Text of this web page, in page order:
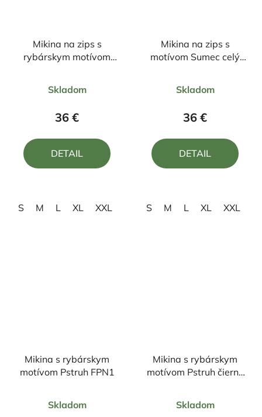
Mikina na zips s
rybárskym motívom
hodnotenie
produktu
z
Skladom
36 €
DETAIL
S M L XL XXL
Mikina na zips s
motívom Sumec celý
hodnotenie
produktu
z
Skladom
36 €
DETAIL
S M L XL XXL
Mikina s rybárskym
motívom Pstruh FPN1
hodnotenie
Skladom
Mikina s rybárskym
motívom Pstruh čierny
hodnotenie
Skladom